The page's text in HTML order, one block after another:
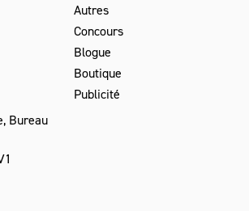
Bureau
Autres
Concours
Blogue
Boutique
Publicité